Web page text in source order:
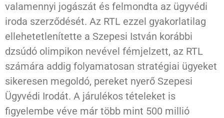
valamennyi jogászát és felmondta az ügyvédi
iroda szerződését. Az RTL ezzel gyakorlatilag
ellehetetlenítette a Szepesi István korábbi
dzsúdó olimpikon nevével fémjelzett, az RTL
számára addig folyamatosan stratégiai ügyeket
sikeresen megoldó, pereket nyerő Szepesi
Ügyvédi Irodát. A járulékos tételeket is
figyelembe véve már több mint 500 millió